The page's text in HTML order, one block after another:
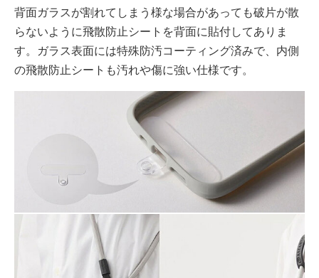
背面ガラスが割れてしまう様な場合があっても破片が散
らないように飛散防止シートを背面に貼付してありま
す。ガラス表面には特殊防汚コーティング済みで、内側
の飛散防止シートも汚れや傷に強い仕様です。